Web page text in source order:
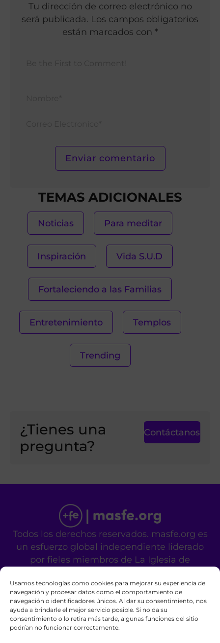
Usamos tecnologías como cookies para mejorar su experiencia de
navegación y procesar datos como el comportamiento de
navegación o identificadores únicos. Al dar su consentimiento, nos
ayuda a brindarle el mejor servicio posible. Si no da su
consentimiento o lo retira más tarde, algunas funciones del sitio
podrían no funcionar correctamente.
Tu dirección de correo electrónico no
será publicada. Los campos obligatorios
están marcados con *
TEMAS ADICIONALES
Noticias Para meditar
Inspiración Vida S.U.D
Fortaleciendo a las Familias
Entretenimiento Templos
Trending
¿Tienes una
pregunta?
Contáctanos
Todos los derechos reservados. masfe.org es
un esfuerzo global independiente liderado
por fieles miembros de La Iglesia de
No es un sitio oficial de la mencionada
organización religiosa.
Contáctanos Privacy Policy Cookie Policy